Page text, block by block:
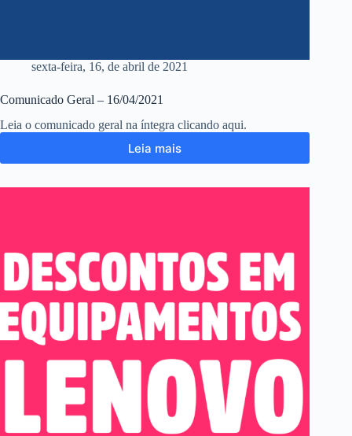
sexta-feira, 16, de abril de 2021
Comunicado Geral – 16/04/2021
Leia o comunicado geral na íntegra clicando aqui.
Leia mais